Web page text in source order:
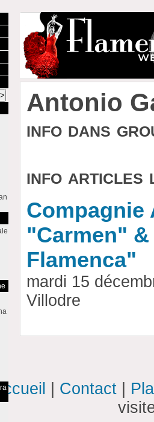
Antonio
info dans
info articles
Compagnie
"Carmen"
Flamenca"
mardi 15
Villodre
Contact